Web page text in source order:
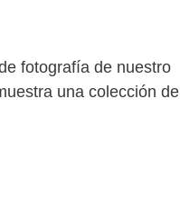
fotografía de nuestro
una colección de